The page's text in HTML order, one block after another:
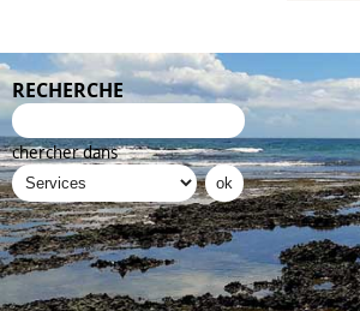
RECHERCHE
chercher dans